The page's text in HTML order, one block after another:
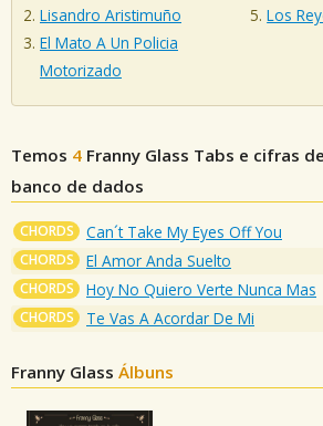
Lisandro Aristimuño
El Mato A Un Policia
Motorizado
Los
Temos 4 Franny Glass Tabs e cifras
banco de dados
CHORDS Can´t Take My Eyes Off You
CHORDS El Amor Anda Suelto
CHORDS Hoy No Quiero Verte Nunca Mas
CHORDS Te Vas A Acordar De Mi
Franny Glass Álbuns